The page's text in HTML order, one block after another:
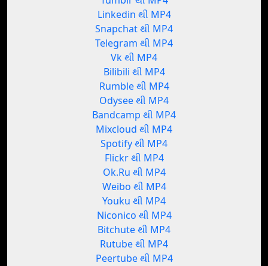
Linkedin થી MP4
Snapchat થી MP4
Telegram થી MP4
Vk થી MP4
Bilibili થી MP4
Rumble થી MP4
Odysee થી MP4
Bandcamp થી MP4
Mixcloud થી MP4
Spotify થી MP4
Flickr થી MP4
Ok.Ru થી MP4
Weibo થી MP4
Youku થી MP4
Niconico થી MP4
Bitchute થી MP4
Rutube થી MP4
Peertube થી MP4